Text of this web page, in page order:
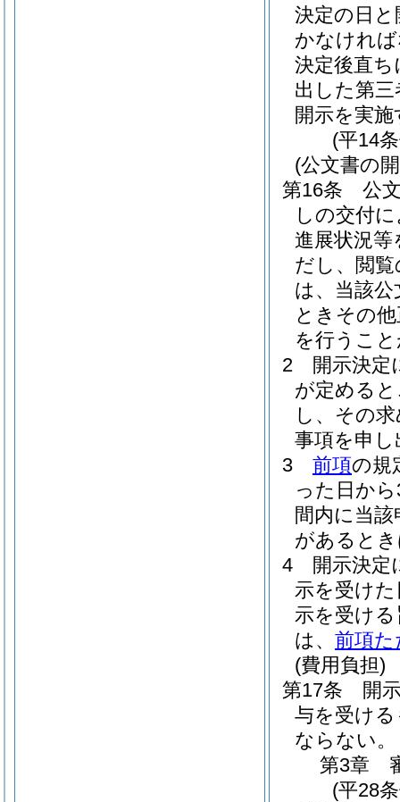
決定の日
かなけれ
決定後直ち
出した第
開示を実
(平14
(公文書の
第16条
公
しの交付
進展状況
だし、閲
は、当該
ときその
を行うこ
2
開示決定
が定める
し、その
事項を申
3
前項の規
った日か
間内に当
があると
4
開示決定
示を受け
示を受け
は、 前項
(費用負担)
第17条
開
与を受け
ならない。
第3章
(平28